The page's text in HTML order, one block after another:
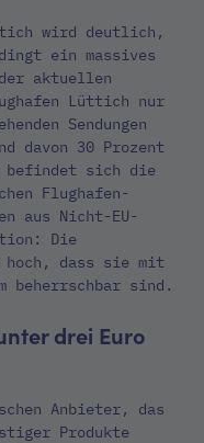
wird deutlich,
ein massives
aktuellen
Lüttich nur
Sendungen
davon 30 Prozent
befindet sich die
Flughafen-
aus Nicht-EU-
Die
hoch, dass sie mit
beherrschbar sind.
drei Euro
Anbieter, das
Produkte